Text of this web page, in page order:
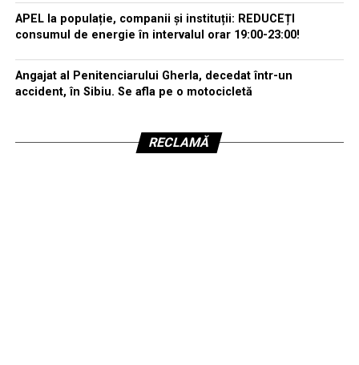
APEL la populație, companii și instituții: REDUCEȚI
consumul de energie în intervalul orar 19:00-23:00!
Angajat al Penitenciarului Gherla, decedat într-un
accident, în Sibiu. Se afla pe o motocicletă
RECLAMĂ